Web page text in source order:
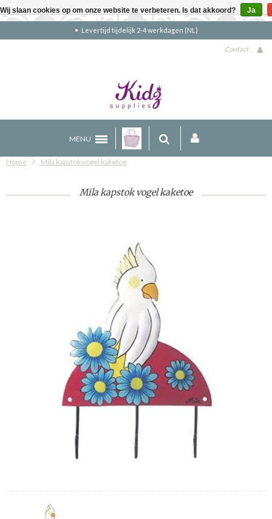
2-4 werkdagen (NL)
Contact
MENU
Home Mila kapstok vogel kaketoe
Mila kapstok vogel kaketoe
Wij slaan cookies op om onze website te verbeteren. Is dat akkoord? Ja